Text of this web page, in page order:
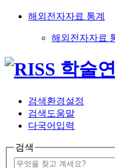
해외전자자료 통계
해외전자자료
검색환경설정
검색도움말
다국어입력
검색